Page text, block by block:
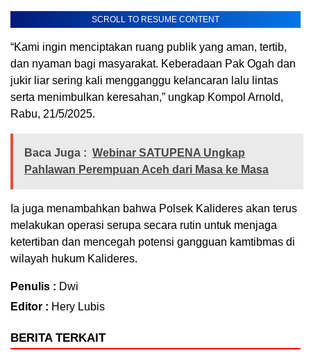
SCROLL TO RESUME CONTENT
“Kami ingin menciptakan ruang publik yang aman, tertib,
dan nyaman bagi masyarakat. Keberadaan Pak Ogah dan
jukir liar sering kali mengganggu kelancaran lalu lintas
serta menimbulkan keresahan,” ungkap Kompol Arnold,
Rabu, 21/5/2025.
Baca Juga : Webinar SATUPENA Ungkap
Pahlawan Perempuan Aceh dari Masa ke Masa
Ia juga menambahkan bahwa Polsek Kalideres akan terus
melakukan operasi serupa secara rutin untuk menjaga
ketertiban dan mencegah potensi gangguan kamtibmas di
wilayah hukum Kalideres.
Penulis : Dwi
Editor : Hery Lubis
BERITA TERKAIT